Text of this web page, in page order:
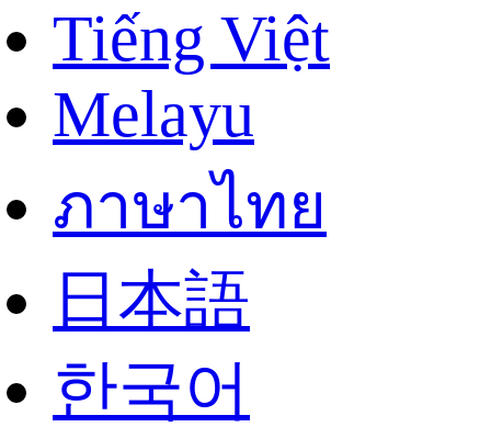
Tiếng Việt
Melayu
ภาษาไทย
日本語
한국어